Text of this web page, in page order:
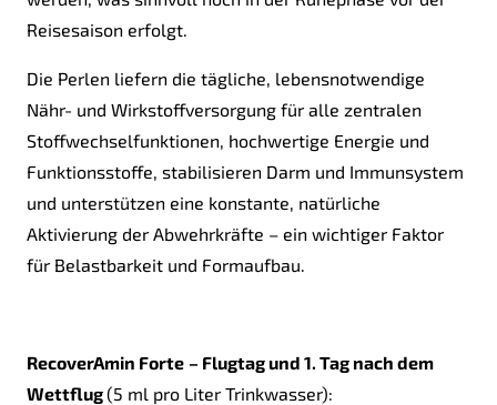
Reisesaison erfolgt.
Die Perlen liefern die tägliche, lebensnotwendige
Nähr- und Wirkstoffversorgung für alle zentralen
Stoffwechselfunktionen, hochwertige Energie und
Funktionsstoffe, stabilisieren Darm und Immunsystem
und unterstützen eine konstante, natürliche
Aktivierung der Abwehrkräfte – ein wichtiger Faktor
für Belastbarkeit und Formaufbau.
RecoverAmin Forte – Flugtag und 1. Tag nach dem
Wettflug(5 ml pro Liter Trinkwasser):